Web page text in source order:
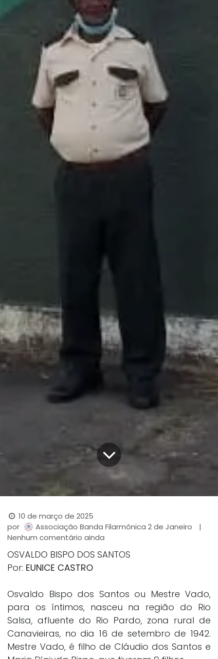
10 de março de 2025
por
Associação Banda Filarmônica 2 de Janeiro
|
Nenhum comentário ainda
OSVALDO BISPO DOS SANTOS
Por: EUNICE CASTRO
Osvaldo Bispo dos Santos ou Mestre Vado,
para os íntimos, nasceu na região do Rio
Salsa, afluente do Rio Pardo, zona rural de
Canavieiras, no dia 16 de setembro de 1942.
Mestre Vado, é filho de Cláudio dos Santos e